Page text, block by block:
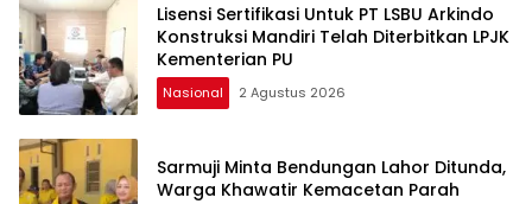
Lisensi Sertifikasi Untuk PT LSBU Arkindo
Konstruksi Mandiri Telah Diterbitkan LPJK
Kementerian PU
Nasional 2 Agustus 2026
Sarmuji Minta Bendungan Lahor Ditunda,
Warga Khawatir Kemacetan Parah